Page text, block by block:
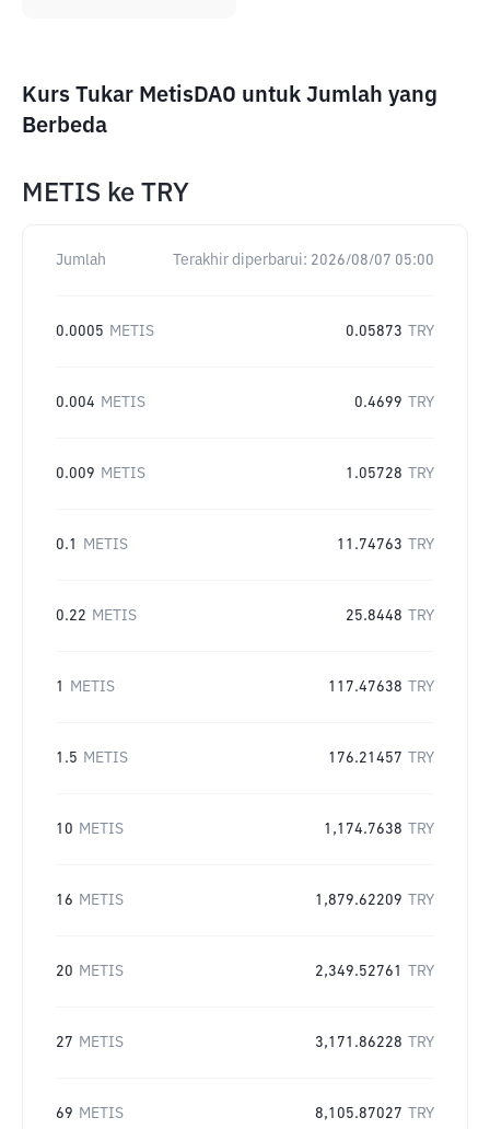
Kurs Tukar MetisDAO untuk Jumlah yang
Berbeda
METIS ke TRY
Jumlah Terakhir diperbarui: 2026/08/07 05:00
0.0005 METIS 0.05873 TRY
0.004 METIS 0.4699 TRY
0.009 METIS 1.05728 TRY
0.1 METIS 11.74763 TRY
0.22 METIS 25.8448 TRY
1 METIS 117.47638 TRY
1.5 METIS 176.21457 TRY
10 METIS 1,174.7638 TRY
16 METIS 1,879.62209 TRY
20 METIS 2,349.52761 TRY
27 METIS 3,171.86228 TRY
69 METIS 8,105.87027 TRY